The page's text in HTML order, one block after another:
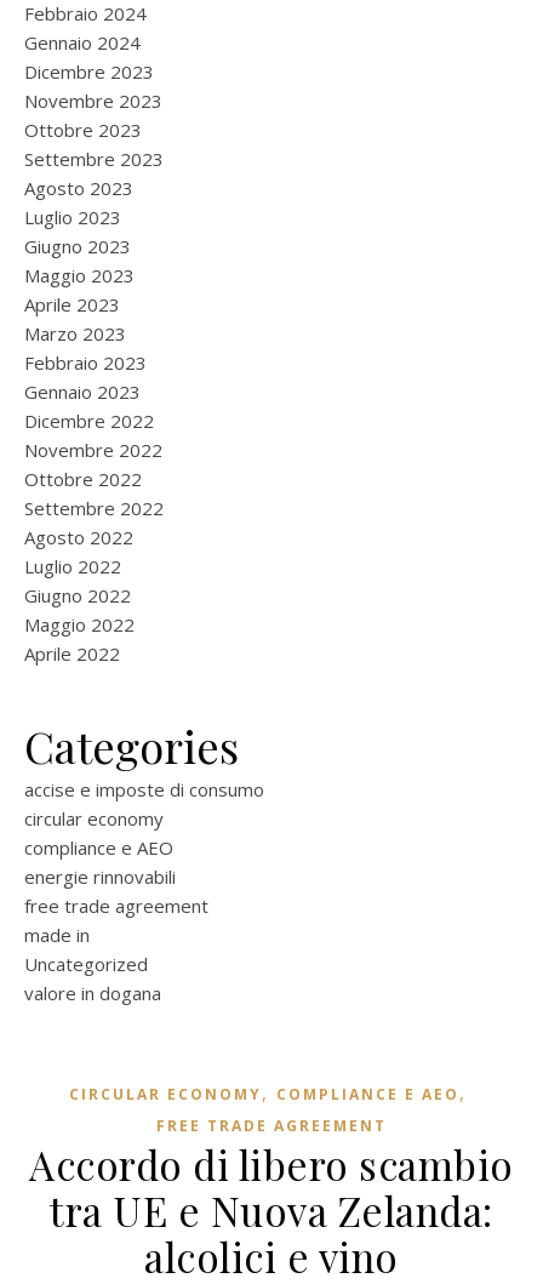
Febbraio 2024
Gennaio 2024
Dicembre 2023
Novembre 2023
Ottobre 2023
Settembre 2023
Agosto 2023
Luglio 2023
Giugno 2023
Maggio 2023
Aprile 2023
Marzo 2023
Febbraio 2023
Gennaio 2023
Dicembre 2022
Novembre 2022
Ottobre 2022
Settembre 2022
Agosto 2022
Luglio 2022
Giugno 2022
Maggio 2022
Aprile 2022
Categories
accise e imposte di consumo
circular economy
compliance e AEO
energie rinnovabili
free trade agreement
made in
Uncategorized
valore in dogana
CIRCULAR ECONOMY, COMPLIANCE E AEO ,
FREE TRADE AGREEMENT
Accordo di libero scambio
tra UE e Nuova Zelanda:
alcolici e vino